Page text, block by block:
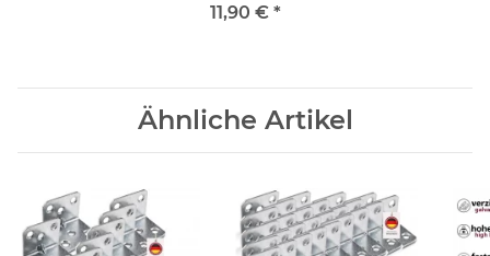
11,90 € *
Ähnliche Artikel